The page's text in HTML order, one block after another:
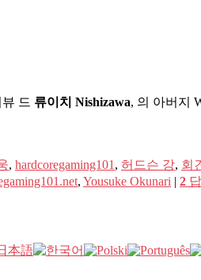
드 류이치 Nishizawa, 의 아버지
, hardcoregaming101 , 허드슨 강, 회
, Yousuke Okunari | 2